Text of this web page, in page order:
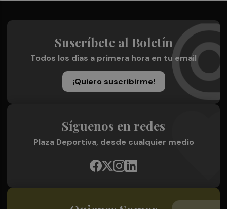
Suscríbete al Boletín
Todos los días a primera hora en tu email
¡Quiero suscribirme!
Síguenos en redes
Plaza Deportiva, desde cualquier medio